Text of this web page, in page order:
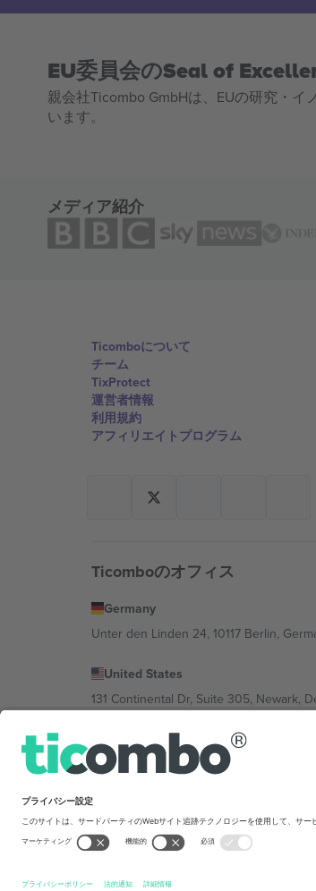
EU委員会のSeal of
親会社Ticombo GmbHは、EUの研究・
います。
メディア紹介
Ticomboについて
チーム
TixProtect
運営者情報
利用規約
アフィリエイトプログラム
Ticomboのオフィス
Germany
Unter den Linden 24, 10117 Berlin,
United States
131 Continental Dr, Suite 305, Newark,
Bulgaria
Regus Sofia City West, bul Totleben 53-
Av Chapultepec 360, Roma Norte,
を禁じます.